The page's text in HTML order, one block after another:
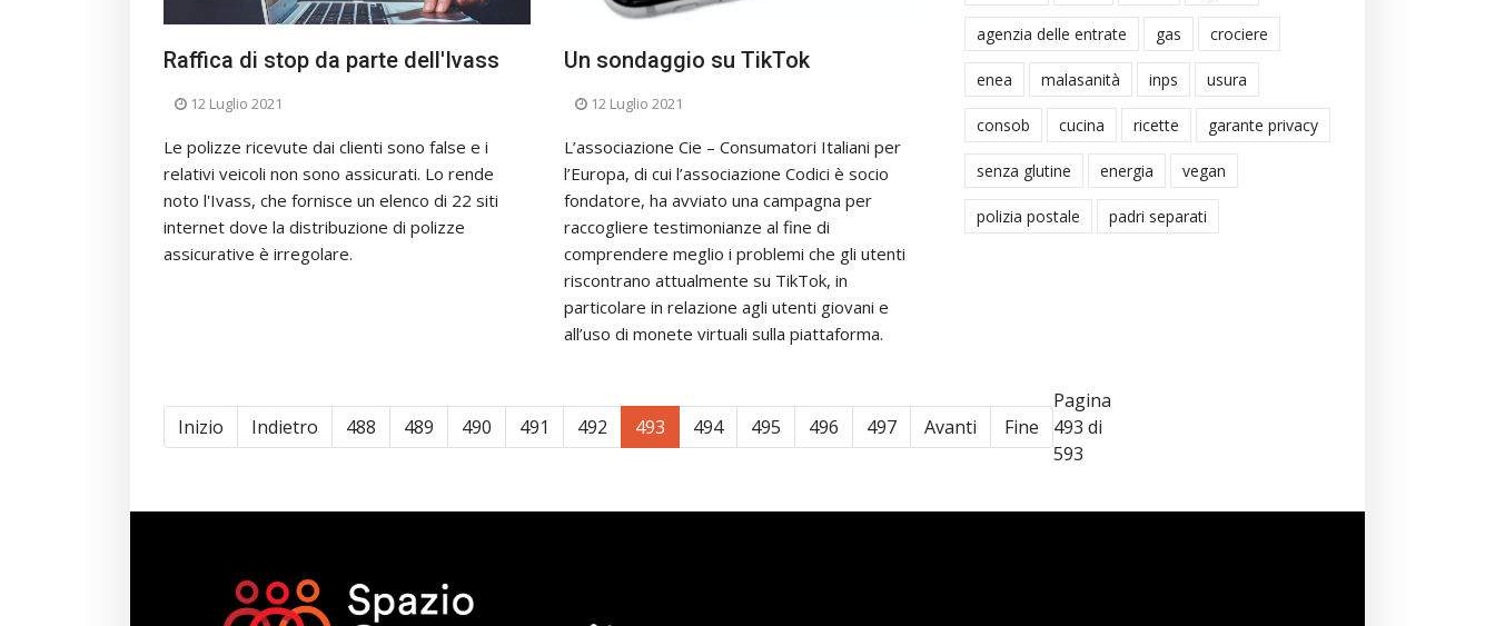
Raffica di stop da parte dell'Ivass
12 Luglio 2021
Le polizze ricevute dai clienti sono false e i
relativi veicoli non sono assicurati. Lo rende
noto l'Ivass, che fornisce un elenco di 22 siti
internet dove la distribuzione di polizze
assicurative è irregolare.
Un sondaggio su TikTok
12 Luglio 2021
L’associazione Cie – Consumatori Italiani per
l’Europa, di cui l’associazione Codici è socio
fondatore, ha avviato una campagna per
raccogliere testimonianze al fine di
comprendere meglio i problemi che gli utenti
riscontrano attualmente su TikTok, in
particolare in relazione agli utenti giovani e
all’uso di monete virtuali sulla piattaforma.
Inizio Indietro 488 489 490 491 492 493 494 495 496 497 Avanti Fine
Pagina
493 di
593
agenzia delle entrate gas crociere
enea malasanità inps usura
consob cucina ricette garante privacy
senza glutine energia vegan
polizia postale padri separati